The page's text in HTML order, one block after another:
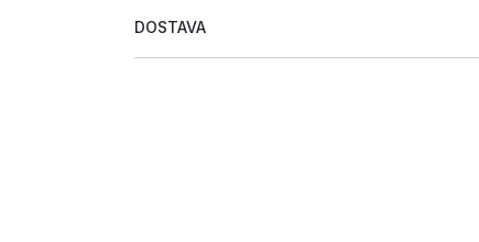
DOSTAVA